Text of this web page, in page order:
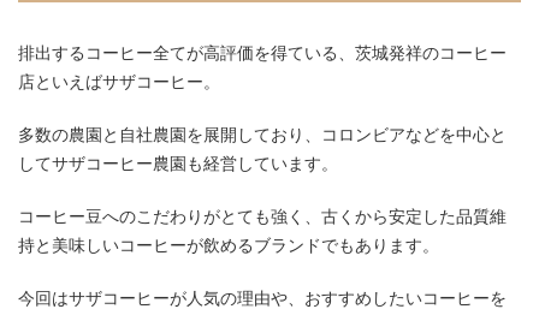
排出するコーヒー全てが高評価を得ている、茨城発祥のコーヒー
店といえばサザコーヒー。
多数の農園と自社農園を展開しており、コロンビアなどを中心と
してサザコーヒー農園も経営しています。
コーヒー豆へのこだわりがとても強く、古くから安定した品質維
持と美味しいコーヒーが飲めるブランドでもあります。
今回はサザコーヒーが人気の理由や、おすすめしたいコーヒーを